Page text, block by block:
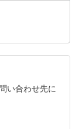
い合わせ先に